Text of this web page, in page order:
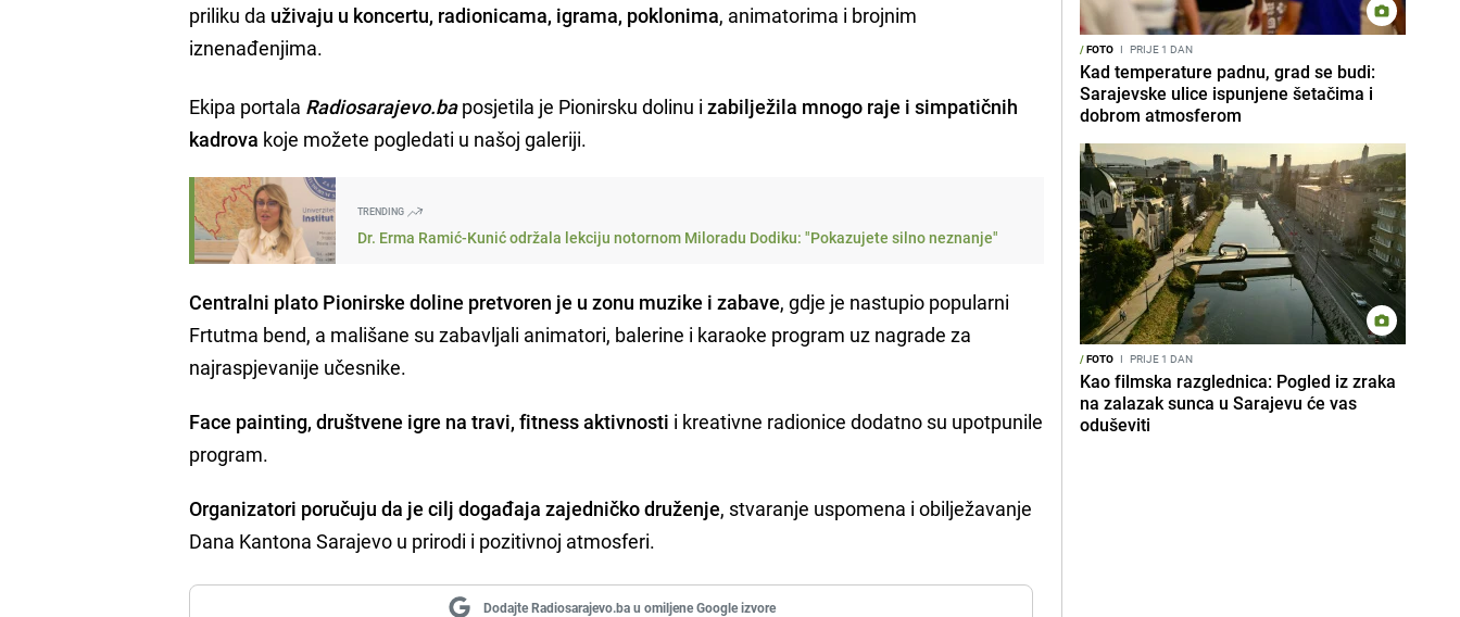
priliku da uživaju u koncertu, radionicama, igrama, poklonima, animatorima i brojnim
iznenađenjima.
Ekipa portala Radiosarajevo.baposjetila je Pionirsku dolinu izabilježila mnogo raje i simpatičnih
kadrova koje možete pogledati u našoj galeriji.
TRENDING
Dr. Erma Ramić-Kunić održala lekciju notornom Miloradu Dodiku: "Pokazujete silno neznanje"
Centralni plato Pionirske doline pretvoren je u zonu muzike i zabave, gdje je nastupio popularni
Frtutma bend, a mališane su zabavljali animatori, balerine i karaoke program uz nagrade za
najraspjevanije učesnike.
Face painting, društvene igre na travi, fitness aktivnosti i kreativne radionice dodatno su upotpunile
program.
Organizatori poručuju da je cilj događaja zajedničko druženje, stvaranje uspomena i obilježavanje
Dana Kantona Sarajevo u prirodi i pozitivnoj atmosferi.
Dodajte Radiosarajevo.ba u omiljene Google izvore
/FOTO I PRIJE 1 DAN
Kad temperature padnu, grad se budi:
Sarajevske ulice ispunjene šetačima i
dobrom atmosferom
/FOTO I PRIJE 1 DAN
Kao filmska razglednica: Pogled iz zraka
na zalazak sunca u Sarajevu će vas
oduševiti